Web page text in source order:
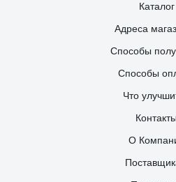
Каталог
Адреса
Способы
Способы
Что
Контакты
О